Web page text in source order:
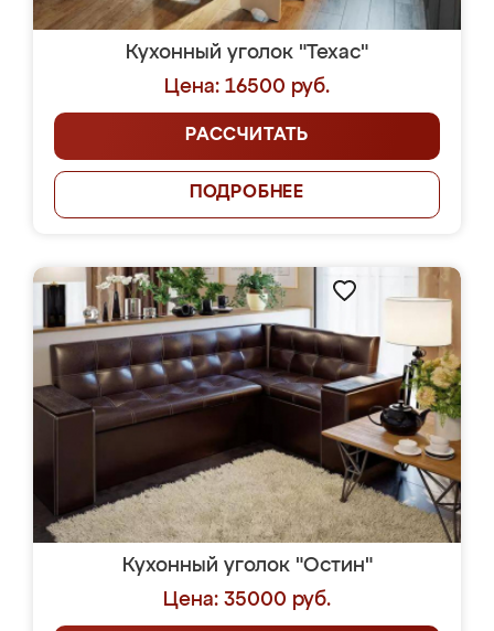
Кухонный уголок "Техас"
Цена: 16500 руб.
РАССЧИТАТЬ
ПОДРОБНЕЕ
Кухонный уголок "Остин"
Цена: 35000 руб.